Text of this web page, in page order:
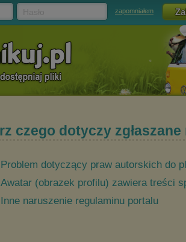
zapomniałem
czego dotyczy
Problem dotyczący praw autorskich do
Awatar (obrazek profilu) zawiera treści
Inne naruszenie regulaminu portalu